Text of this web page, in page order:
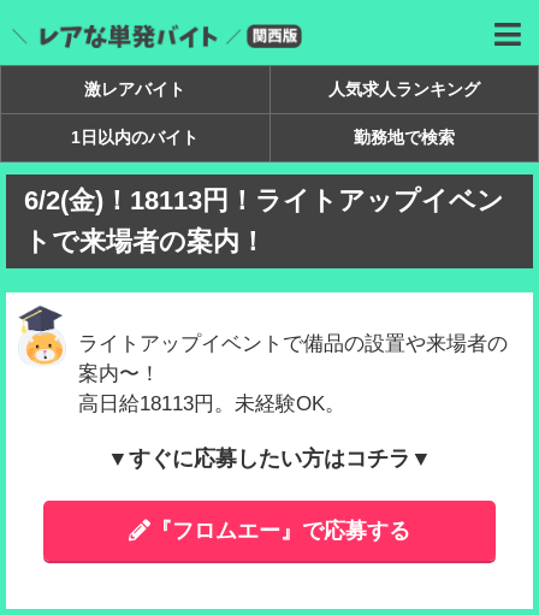
激レアバイト 人気求人ランキング
1日以内のバイト 勤務地で検索
6/2(金)！18113円！ライトアップイベン
トで来場者の案内！
ライトアップイベントで備品の設置や来場者の
案内〜！
高日給18113円。未経験OK。
▼すぐに応募したい方はコチラ▼
『フロムエー』で応募する